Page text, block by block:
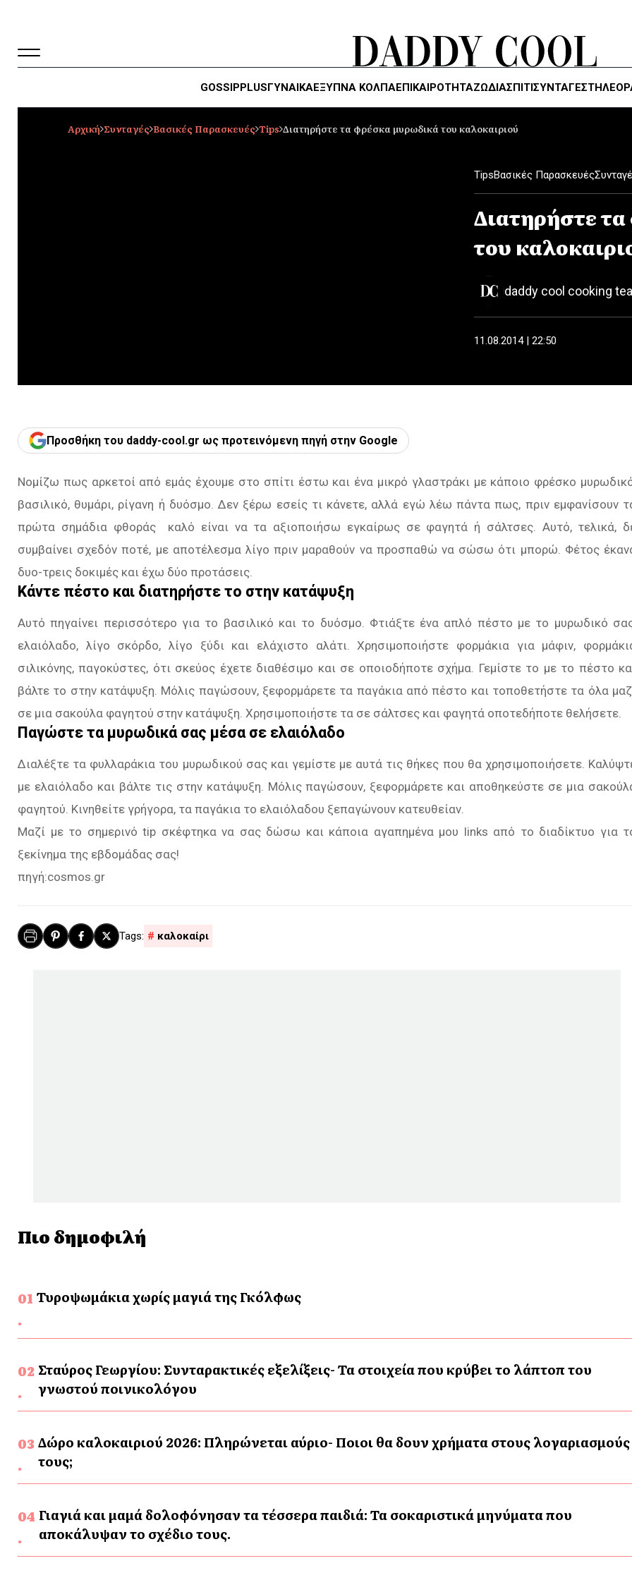
GOSSIPPLUSΓΥΝΑΙΚΑΈΞΥΠΝΑ ΚΌΛΠΑΕΠΙΚΑΙΡΟΤΗΤΑΖΏΔΙΑΣΠΙΤΙΣΥΝΤΑΓΕΣ
Αρχική Συνταγές Βασικές Παρασκευές Tips Διατηρήστε τα φρέσκα μυρωδικά του καλοκαιριού
TipsΒασικές Παρασκευές
Διατηρήστε
του
daddy cool cooking
11.08.2014 | 22:50
Προσθήκη του daddy-cool.gr ως προτεινόμενη πηγή στην Google
Νομίζω πως αρκετοί από εμάς έχουμε στο σπίτι έστω και ένα μικρό γλαστράκι με κάποιο φρέσκο
βασιλικό, θυμάρι, ρίγανη ή δυόσμο. Δεν ξέρω εσείς τι κάνετε, αλλά εγώ λέω πάντα πως, πριν εμφανίσουν
πρώτα σημάδια φθοράς καλό είναι να τα αξιοποιήσω εγκαίρως σε φαγητά ή σάλτσες. Αυτό, τελικά,
συμβαίνει σχεδόν ποτέ, με αποτέλεσμα λίγο πριν μαραθούν να προσπαθώ να σώσω ότι μπορώ. Φέτος
δυο-τρεις δοκιμές και έχω δύο προτάσεις.
Κάντε πέστο και διατηρήστε το στην κατάψυξη
Αυτό πηγαίνει περισσότερο για το βασιλικό και το δυόσμο. Φτιάξτε ένα απλό πέστο με το μυρωδικό
ελαιόλαδο, λίγο σκόρδο, λίγο ξύδι και ελάχιστο αλάτι. Χρησιμοποιήστε φορμάκια για μάφιν,
σιλικόνης, παγοκύστες, ότι σκεύος έχετε διαθέσιμο και σε οποιοδήποτε σχήμα. Γεμίστε το με το πέστο
βάλτε το στην κατάψυξη. Μόλις παγώσουν, ξεφορμάρετε τα παγάκια από πέστο και τοποθετήστε τα όλα
σε μια σακούλα φαγητού στην κατάψυξη. Χρησιμοποιήστε τα σε σάλτσες και φαγητά οποτεδήποτε θελήσετε.
Παγώστε τα μυρωδικά σας μέσα σε ελαιόλαδο
Διαλέξτε τα φυλλαράκια του μυρωδικού σας και γεμίστε με αυτά τις θήκες που θα χρησιμοποιήσετε.
με ελαιόλαδο και βάλτε τις στην κατάψυξη. Μόλις παγώσουν, ξεφορμάρετε και αποθηκεύστε σε μια
φαγητού. Κινηθείτε γρήγορα, τα παγάκια το ελαιόλαδου ξεπαγώνουν κατευθείαν.
Μαζί με το σημερινό tip σκέφτηκα να σας δώσω και κάποια αγαπημένα μου links από το διαδίκτυο για
ξεκίνημα της εβδομάδας σας!
πηγή:cosmos.gr
καλοκαίρι
Πιο δημοφιλή
Τυροψωμάκια χωρίς μαγιά της Γκόλφως
Σταύρος Γεωργίου: Συνταρακτικές εξελίξεις- Τα στοιχεία που κρύβει το λάπτοπ του
γνωστού ποινικολόγου
Δώρο καλοκαιριού 2026: Πληρώνεται αύριο- Ποιοι θα δουν χρήματα στους λογαριασμούς
τους;
Γιαγιά και μαμά δολοφόνησαν τα τέσσερα παιδιά: Τα σοκαριστικά μηνύματα που
αποκάλυψαν το σχέδιο τους.